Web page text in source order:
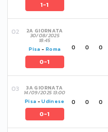
1-1
2A GIORNATA
30/08/2025
18:45
Pisa - Roma
0-1
0 0 0
3A GIORNATA
14/09/2025 13:00
Pisa -Udinese
0-1
0 0 0